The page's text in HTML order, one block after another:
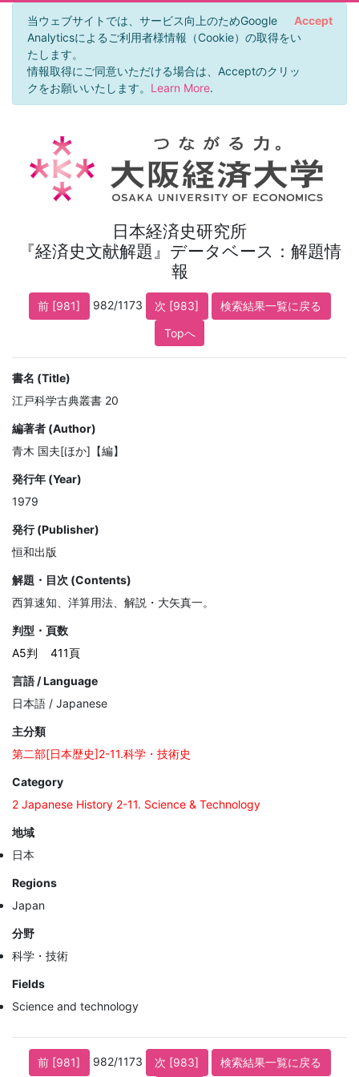
当ウェブサイトでは、サービス向上のためGoogle
Analyticsによるご利用者様情報（Cookie）の取得をい
たします。
情報取得にご同意いただける場合は、Acceptのクリッ
クをお願いいたします。 Learn More.
Accept
日本経済史研究所
『経済史文献解題』データベース：解題情
報
前 [981] 982/1173 次 [983]
検索結果一覧に戻る
Topへ
書名 (Title)
江戸科学古典叢書 20
編著者 (Author)
青木 国夫[ほか]【編】
発行年 (Year)
1979
発行 (Publisher)
恒和出版
解題・目次 (Contents)
西算速知、洋算用法、解説・大矢真一。
判型・頁数
A5判
411頁
言語 / Language
日本語 / Japanese
主分類
第二部[日本歴史]2-11.科学・技術史
Category
2 Japanese History 2-11. Science & Technology
地域
日本
Regions
Japan
分野
科学・技術
Fields
Science and technology
前 [981] 982/1173 次 [983] 検索結果一覧に戻る